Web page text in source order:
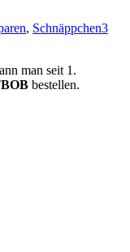
, Schnäppchen3
man seit 1.
bestellen.